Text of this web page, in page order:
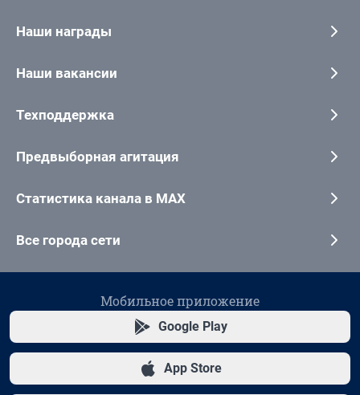
Наши награды
Наши вакансии
Техподдержка
Предвыборная агитация
Статистика канала в MAX
Все города сети
Мобильное приложение
Google Play
App Store